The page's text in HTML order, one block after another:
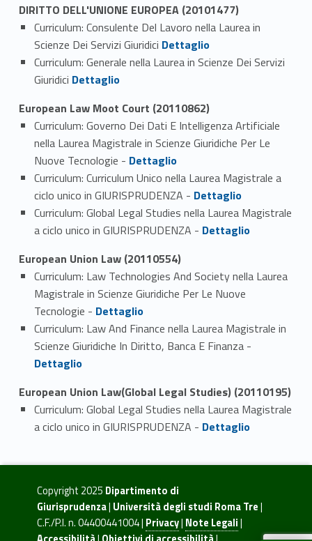
DIRITTO DELL'UNIONE EUROPEA (20101477)
Curriculum: Consulente Del Lavoro nella Laurea in
Scienze Dei Servizi Giuridici Link identifier #identifier_person_95095-1
Dettaglio
Curriculum: Generale nella Laurea in Scienze Dei Servizi
Giuridici Link identifier #identifier_person_15659-2
Dettaglio
European Law Moot Court (20110862)
Curriculum: Governo Dei Dati E Intelligenza Artificiale
nella Laurea Magistrale in Scienze Giuridiche Per Le
Nuove Tecnologie - Link identifier #identifier_person_18840-1
Dettaglio
Curriculum: Curriculum Unico nella Laurea Magistrale a
ciclo unico in GIURISPRUDENZA - Link identifier #identifier_person_160642-2
Dettaglio
Curriculum: Global Legal Studies nella Laurea Magistrale
a ciclo unico in GIURISPRUDENZA - Link identifier #identifier_person_169538-3
Dettaglio
European Union Law (20110554)
Curriculum: Law Technologies And Society nella Laurea
Magistrale in Scienze Giuridiche Per Le Nuove
Tecnologie - Link identifier #identifier_person_184631-1
Dettaglio
Curriculum: Law And Finance nella Laurea Magistrale in
Scienze Giuridiche In Diritto, Banca E Finanza -
Dettaglio
European Union Law(Global Legal Studies) (20110195)
Curriculum: Global Legal Studies nella Laurea Magistrale
a ciclo unico in GIURISPRUDENZA - Link identifier #identifier_person_163871-1
Dettaglio
Copyright 2025 Dipartimento di
Giurisprudenza| Università degli studi Roma Tre|
C.F./P.I. n. 04400441004 | Privacy| Note Legali|